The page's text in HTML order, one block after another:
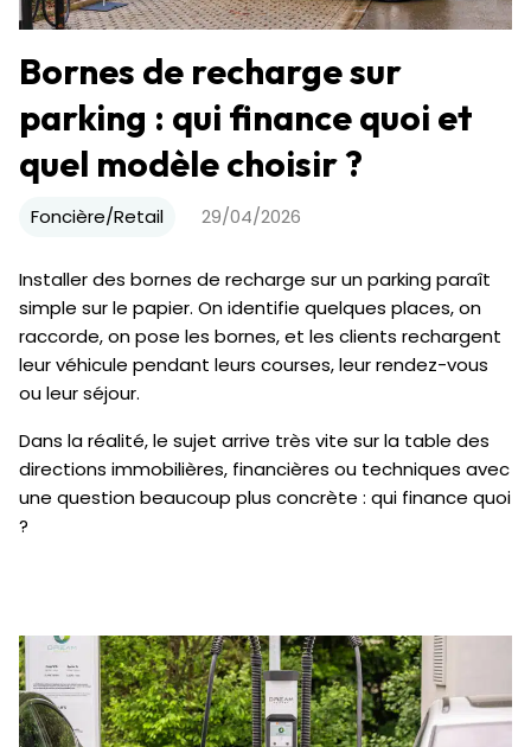
Bornes de recharge sur
parking : qui finance quoi et
quel modèle choisir ?
Foncière/Retail 29/04/2026
Installer des bornes de recharge sur un parking paraît
simple sur le papier. On identifie quelques places, on
raccorde, on pose les bornes, et les clients rechargent
leur véhicule pendant leurs courses, leur rendez-vous
ou leur séjour.
Dans la réalité, le sujet arrive très vite sur la table des
directions immobilières, financières ou techniques avec
une question beaucoup plus concrète : qui finance quoi
?